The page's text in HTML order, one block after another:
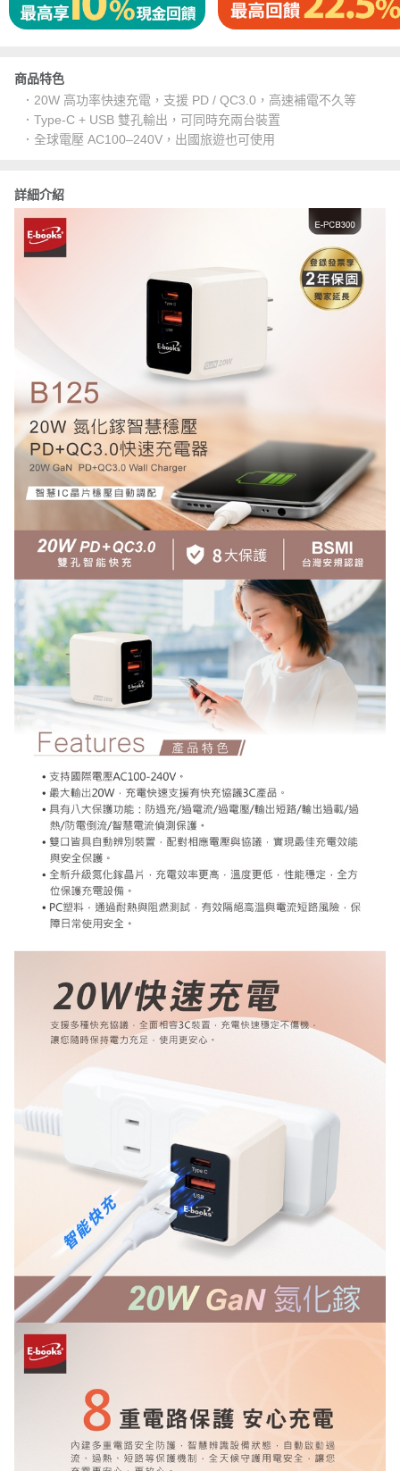
商品特色
．20W 高功率快速充電，支援 PD / QC3.0，高速補電不久等
．Type-C + USB 雙孔輸出，可同時充兩台裝置
．全球電壓 AC100–240V，出國旅遊也可使用
詳細介紹